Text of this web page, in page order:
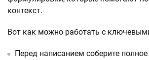
контекст.
Вот как можно работать с
Перед написанием соберите